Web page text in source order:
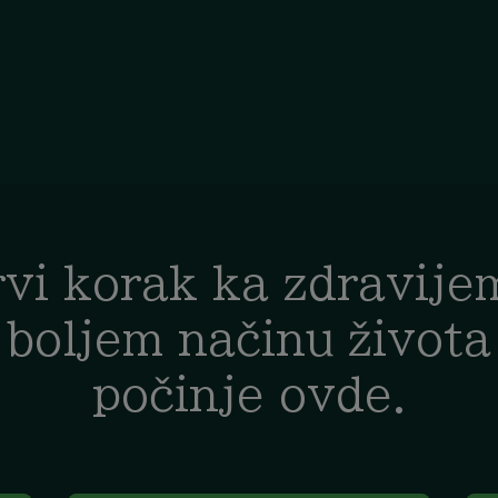
korak ka
boljem načinu života
počinje ovde.